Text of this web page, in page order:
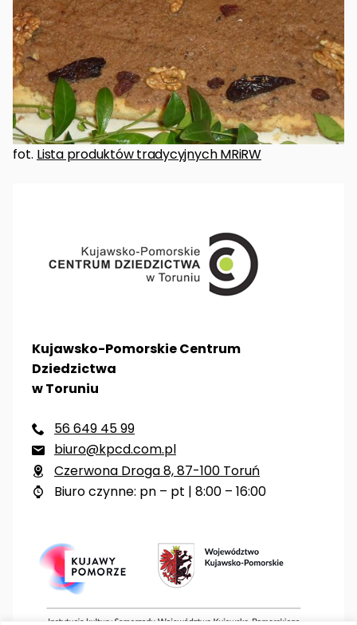
fot. Lista produktów tradycyjnych MRiRW
Kujawsko-Pomorskie Centrum
Dziedzictwa
w Toruniu
 56 649 45 99
 biuro@kpcd.com.pl
 Czerwona Droga 8, 87-100 Toruń
 Biuro czynne: pn – pt | 8:00 – 16:00